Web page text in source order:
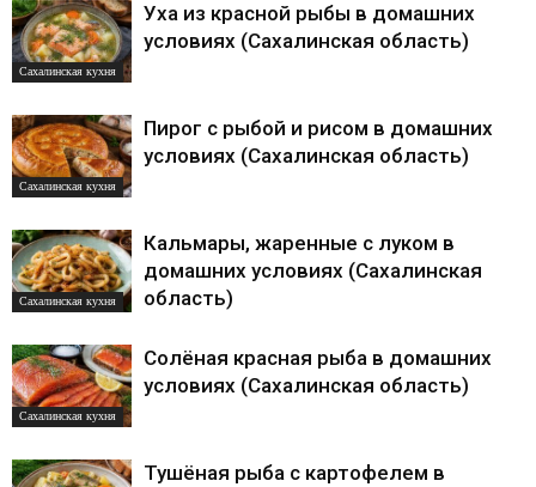
Сахалинская кухня
Уха из красной рыбы в домашних
условиях (Сахалинская область)
Сахалинская кухня
Пирог с рыбой и рисом в домашних
условиях (Сахалинская область)
Сахалинская кухня
Кальмары, жаренные с луком в
домашних условиях (Сахалинская
область)
Сахалинская кухня
Солёная красная рыба в домашних
условиях (Сахалинская область)
Тушёная рыба с картофелем в